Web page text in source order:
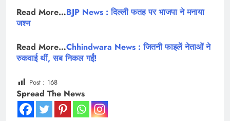
Read More…BJP News : दिल्ली फतह पर भाजपा ने मनाया
जश्न
Read More…Chhindwara News : जितनी फाइलें नेताओं ने
रुकवाई थीं, सब निकल गईं!
Post : 168
Spread The News